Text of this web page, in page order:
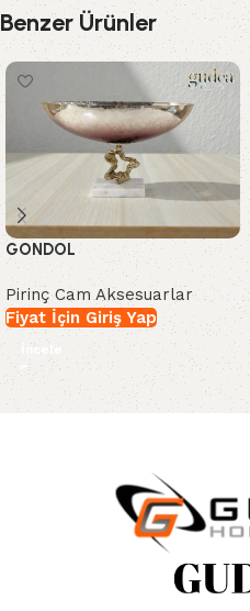
Benzer Ürünler
GONDOL
Pirinç Cam Aksesuarlar
Fiyat İçin Giriş Yap
İncele
Read More